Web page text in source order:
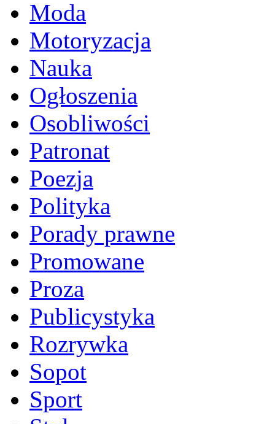
Moda
Motoryzacja
Nauka
Ogłoszenia
Osobliwości
Patronat
Poezja
Polityka
Porady prawne
Promowane
Proza
Publicystyka
Rozrywka
Sopot
Sport